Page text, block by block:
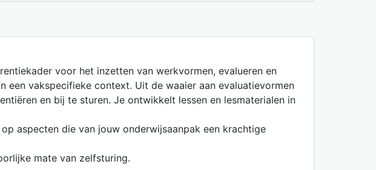
voor het inzetten van werkvormen, evalueren en
een vakspecifieke context. Uit de waaier aan evaluatievormen
en bij te sturen. Je ontwikkelt lessen en lesmaterialen in
aspecten die van jouw onderwijsaanpak een krachtige
mate van zelfsturing.